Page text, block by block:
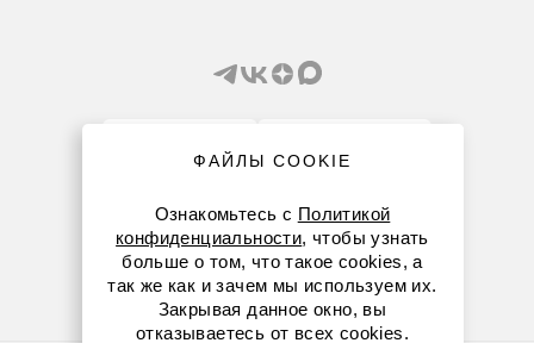
8 (800) 234-05-08
+7 (912) 658-76-06
ekb@dia-m.ru
ФАЙЛЫ COOKIE
Ознакомьтесь с Политикой
конфиденциальности, чтобы узнать
больше о том, что такое cookies, а
так же как и зачем мы используем их.
Закрывая данное окно, вы
отказываетесь от всех cookies.